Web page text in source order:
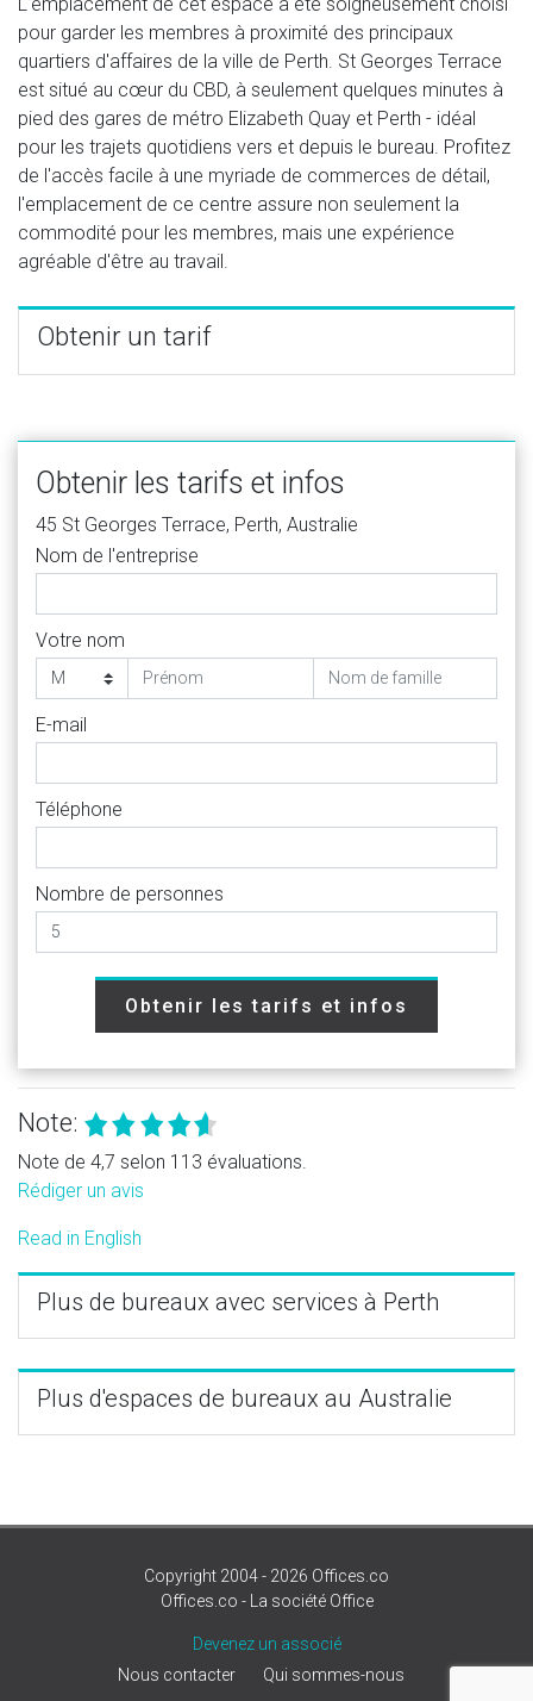
pour garder les membres à proximité des principaux
quartiers d'affaires de la ville de Perth. St Georges Terrace
est situé au cœur du CBD, à seulement quelques minutes à
pied des gares de métro Elizabeth Quay et Perth - idéal
pour les trajets quotidiens vers et depuis le bureau. Profitez
de l'accès facile à une myriade de commerces de détail,
l'emplacement de ce centre assure non seulement la
commodité pour les membres, mais une expérience
agréable d'être au travail.
Obtenir un tarif
Obtenir les tarifs et infos
45 St Georges Terrace, Perth, Australie
Nom de l'entreprise
Votre nom
E-mail
Téléphone
Nombre de personnes
Obtenir les tarifs et infos
Note:
Note de 4,7 selon 113 évaluations.
Rédiger un avis
Read in English
Plus de bureaux avec services à Perth
Plus d'espaces de bureaux au Australie
Copyright 2004 - 2026 Offices.co
Offices.co - La société Office
Devenez un associé
Nous contacter
Qui sommes-nous